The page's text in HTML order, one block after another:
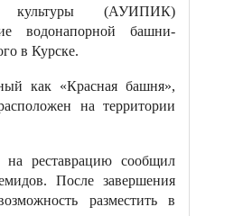
(АУИПИК)
водонапорной башни-
в Курске.
как «Красная башня»,
на территории
реставрацию сообщил
После завершения
разместить в